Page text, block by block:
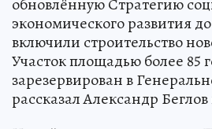
обновлённую Стратегию
экономического развития
включили строительство
Участок площадью более 85
зарезервирован в
рассказал Александр